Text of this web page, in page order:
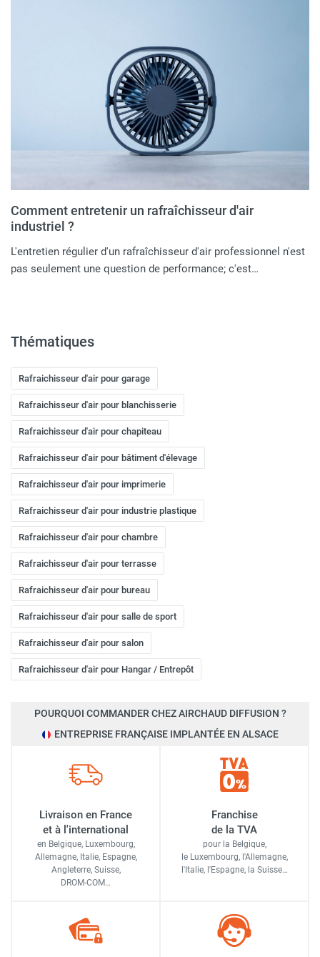
Comment entretenir un rafraîchisseur d'air
industriel ?
L'entretien régulier d'un rafraîchisseur d'air professionnel n'est
pas seulement une question de performance; c'est…
Thématiques
Rafraichisseur d'air pour garage
Rafraichisseur d'air pour blanchisserie
Rafraichisseur d'air pour chapiteau
Rafraichisseur d'air pour bâtiment d'élevage
Rafraichisseur d'air pour imprimerie
Rafraichisseur d'air pour industrie plastique
Rafraichisseur d'air pour chambre
Rafraichisseur d'air pour terrasse
Rafraichisseur d'air pour bureau
Rafraichisseur d'air pour salle de sport
Rafraichisseur d'air pour salon
Rafraichisseur d'air pour Hangar / Entrepôt
POURQUOI COMMANDER CHEZ AIRCHAUD DIFFUSION ?
ENTREPRISE FRANÇAISE IMPLANTÉE EN ALSACE
Livraison en France
et à l'international
en Belgique, Luxembourg,
Allemagne, Italie, Espagne,
Angleterre, Suisse,
DROM-COM…
Franchise
de la TVA
pour la Belgique,
le Luxembourg, l'Allemagne,
l'Italie, l'Espagne, la Suisse…